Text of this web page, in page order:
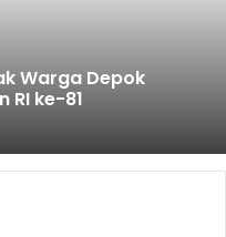
Warga Depok
RI ke-81